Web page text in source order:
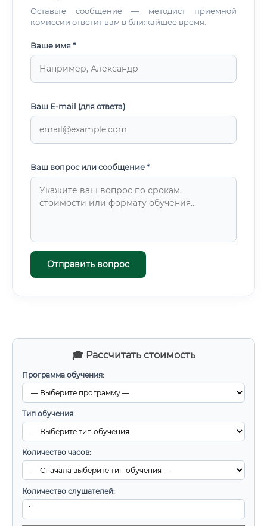
🎓 Рассчитать стоимость
Программа обучения:
Тип обучения:
Количество часов:
Количество слушателей:
Оставьте сообщение — методист приемной
комиссии ответит вам в ближайшее время.
Ваше имя *
Ваш E-mail (для ответа)
Ваш вопрос или сообщение *
Отправить вопрос